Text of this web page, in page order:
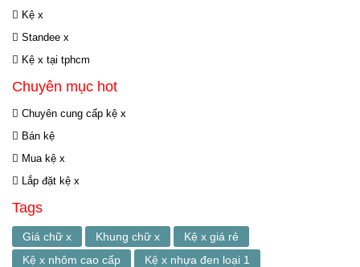
Kệ x
Standee x
Kệ x tại tphcm
Chuyên mục hot
Chuyên cung cấp kệ x
Bán kệ
Mua kệ x
Lắp đặt kệ x
Tags
Giá chữ x Khung chữ x
Kệ x giá rẻ
Kệ x nhôm cao cấp
Kệ x nhựa đen loại 1